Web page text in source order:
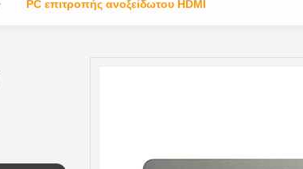
PC επιτροπής ανοξείδωτου HDMI